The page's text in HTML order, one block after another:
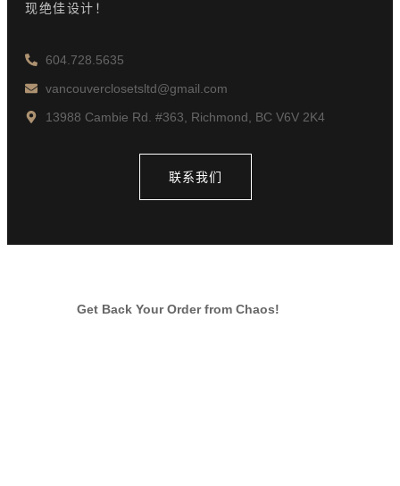
现绝佳设计！
604.728.5635
vancouverclosetsltd@gmail.com
13988 Cambie Rd. #363, Richmond, BC V6V 2K4
联系我们
Get Back Your Order from Chaos!